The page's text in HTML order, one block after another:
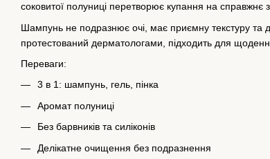
соковитої полуниці перетворює купання на справжнє
Шампунь не подразнює очі, має приємну текстуру та
протестований дерматологами, підходить для
Переваги:
3 в 1: шампунь, гель, пінка
Аромат полуниці
Без барвників та силіконів
Делікатне очищення без подразнення